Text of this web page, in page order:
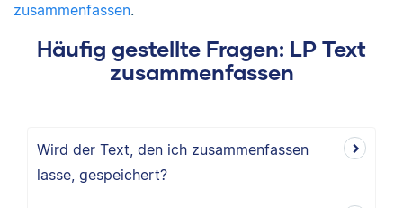
zusammenfassen.
Häufig gestellte Fragen: LP Text
zusammenfassen
Wird der Text, den ich zusammenfassen
lasse, gespeichert?